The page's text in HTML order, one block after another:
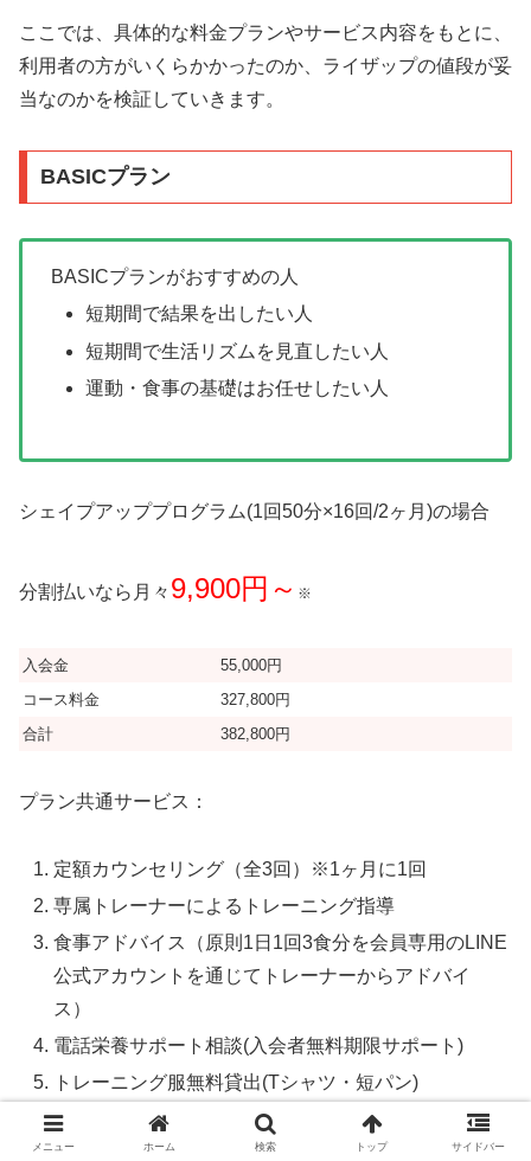
ここでは、具体的な料金プランやサービス内容をもとに、
利用者の方がいくらかかったのか、ライザップの値段が妥
当なのかを検証していきます。
BASICプラン
BASICプランがおすすめの人
短期間で結果を出したい人
短期間で生活リズムを見直したい人
運動・食事の基礎はお任せしたい人
シェイプアッププログラム(1回50分×16回/2ヶ月)の場合
分割払いなら月々 9,900円～ ※
入会金
55,000円
コース料金
327,800円
合計
382,800円
プラン共通サービス：
定額カウンセリング（全3回）※1ヶ月に1回
専属トレーナーによるトレーニング指導
食事アドバイス（原則1日1回3食分を会員専用のLINE
公式アカウントを通じてトレーナーからアドバイ
ス）
電話栄養サポート相談(入会者無料期限サポート)
トレーニング服無料貸出(Tシャツ・短パン)
アメニティ無料貸出(バスタオル・フェイスタオル)
RIZAPオリジナルウォーター(毎回のトレーニング時
メニュー ホーム 検索 トップ サイドバー